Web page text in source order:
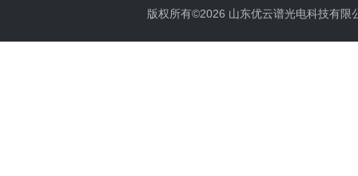
版权所有©2026 山东优云谱光电科技有